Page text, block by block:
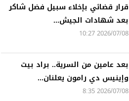
قرار قضائي بإخلاء سبيل فضل شاكر
بعد شهادات الجيش...
2026/07/08 10:27
بعد عامين من السرية.. براد بيت
وإينيس دي رامون يعلنان...
2026/07/08 8:35